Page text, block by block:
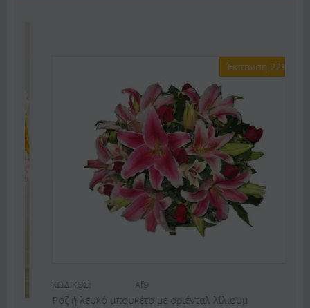
Έκπτωση 22%
ΚΩΔΙΚΟΣ:
Ροζ ή λευκό μπουκέτο με οριένταλ λίλιουμ